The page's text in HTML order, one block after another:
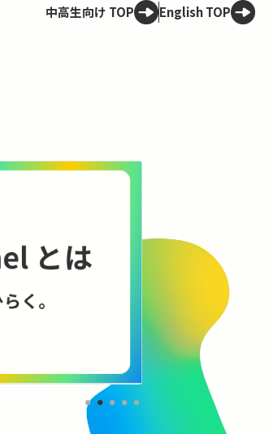
中高生向け TOP English TOP
問の“悪
問いか